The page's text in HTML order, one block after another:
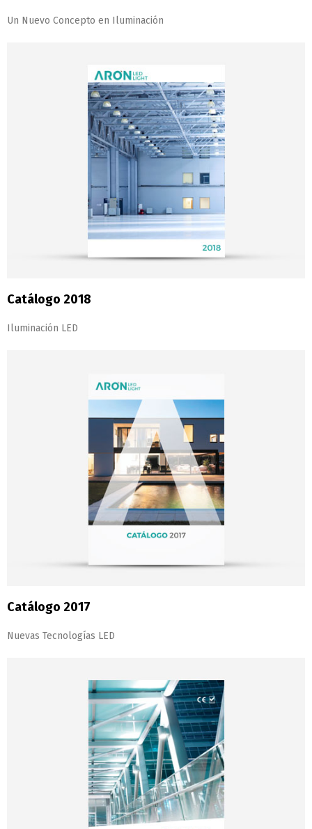
Un Nuevo Concepto en Iluminación
Catálogo 2018
Iluminación LED
Catálogo 2017
Nuevas Tecnologías LED